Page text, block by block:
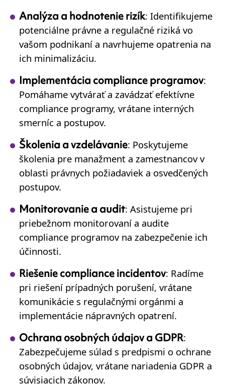
Analýza a hodnotenie rizík: Identifikujeme
potenciálne právne a regulačné riziká vo
vašom podnikaní a navrhujeme opatrenia na
ich minimalizáciu.
Implementácia compliance programov:
Pomáhame vytvárať a zavádzať efektívne
compliance programy, vrátane interných
smerníc a postupov.
Školenia a vzdelávanie: Poskytujeme
školenia pre manažment a zamestnancov v
oblasti právnych požiadaviek a osvedčených
postupov.
Monitorovanie a audit: Asistujeme pri
priebežnom monitorovaní a audite
compliance programov na zabezpečenie ich
účinnosti.
Riešenie compliance incidentov: Radíme
pri riešení prípadných porušení, vrátane
komunikácie s regulačnými orgánmi a
implementácie nápravných opatrení.
Ochrana osobných údajov a GDPR:
Zabezpečujeme súlad s predpismi o ochrane
osobných údajov, vrátane nariadenia GDPR a
súvisiacich zákonov.